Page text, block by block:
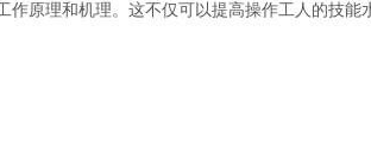
原理和机理。这不仅可以提高操作工人的技能